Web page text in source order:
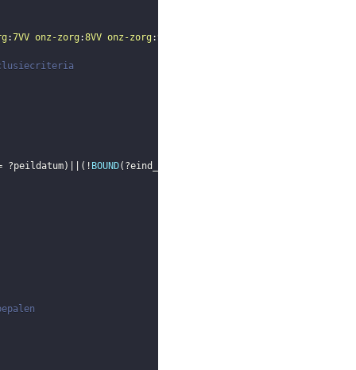
:7VV onz-zorg :8VV onz-zorg :9BVV
?peildatum) ( ! BOUND( ?eind_zorgproces